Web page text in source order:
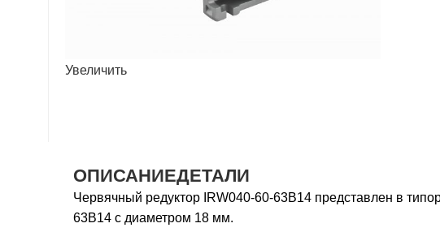
Увеличить
ОПИСАНИЕДЕТАЛИ
Червячный редуктор IRW040-60-63B14 представлен в
63B14 с диаметром 18 мм.